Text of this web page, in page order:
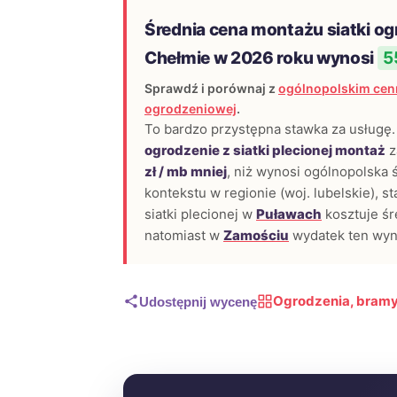
Średnia cena montażu siatki
Chełmie w 2026 roku wynosi
Sprawdź i porównaj z ogólnopolskim
ogrodzeniowej.
To bardzo przystępna stawka za
ogrodzenie z siatki plecionej montaż
zł / mb mniej, niż wynosi ogólnopolska
kontekstu w regionie (woj. lubelskie),
siatki plecionej w Puławach kosztuje
natomiast w Zamościu wydatek ten
Udostępnij wycenę Ogrodzenia,